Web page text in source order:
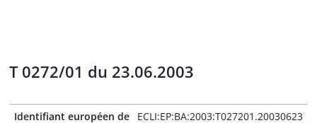
T 0272/01 du 23.06.2003
Identifiant européen de ECLI:EP:BA:2003:T027201.20030623